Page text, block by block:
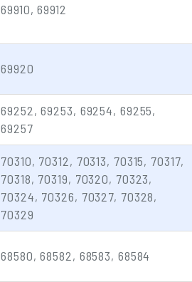
69910, 69912
69920
69252, 69253, 69254, 69255,
69257
70310, 70312, 70313, 70315, 70317,
70318, 70319, 70320, 70323,
70324, 70326, 70327, 70328,
70329
68580, 68582, 68583, 68584